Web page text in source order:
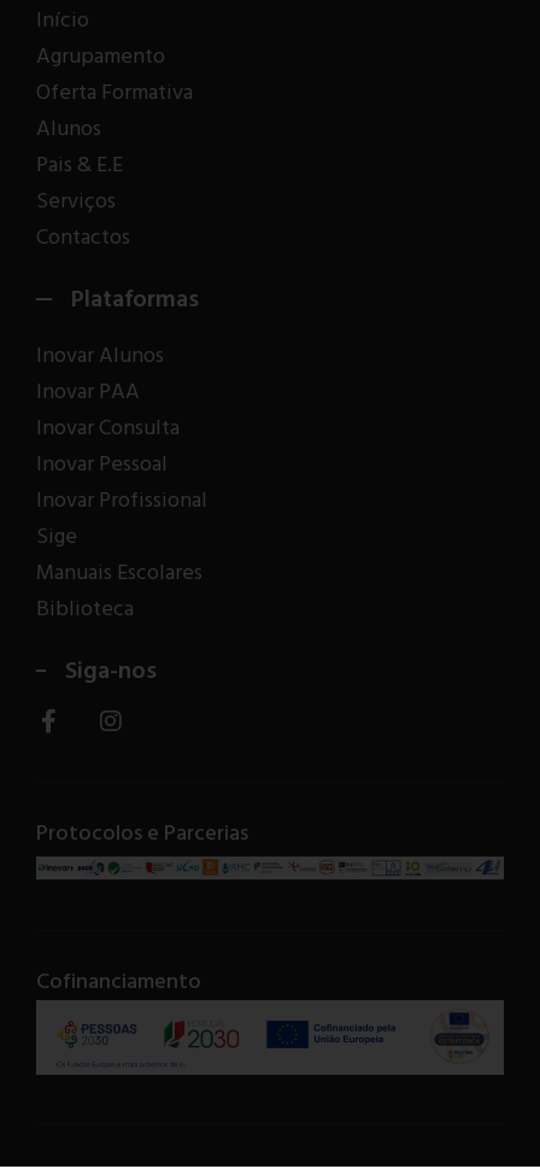
Início
Agrupamento
Oferta Formativa
Alunos
Pais & E.E
Serviços
Contactos
Plataformas
Inovar Alunos
Inovar PAA
Inovar Consulta
Inovar Pessoal
Inovar Profissional
Sige
Manuais Escolares
Biblioteca
Siga-nos
Protocolos e Parcerias
Cofinanciamento